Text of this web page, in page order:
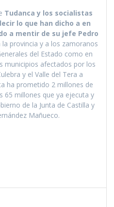
Tudanca y los socialistas
lo que han dicho a en
a mentir de su jefe Pedro
la provincia y a los zamoranos
del Estado como en
municipios afectados por los
y el Valle del Tera a
ha prometido 2 millones de
65 millones que ya ejecuta y
de la Junta de Castilla y
Mañueco.